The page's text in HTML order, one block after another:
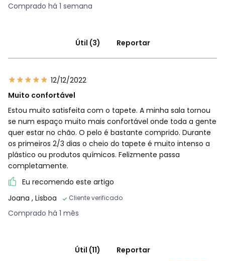
Comprado há 1 semana
Útil (3) Reportar
12/12/2022
Muito confortável
Estou muito satisfeita com o tapete. A minha sala tornou
se num espaço muito mais confortável onde toda a gente
quer estar no chão. O pelo é bastante comprido. Durante
os primeiros 2/3 dias o cheio do tapete é muito intenso a
plástico ou produtos químicos. Felizmente passa
completamente.
Eu recomendo este artigo
Joana , Lisboa Cliente verificado
Comprado há 1 mês
Útil (11)
Reportar